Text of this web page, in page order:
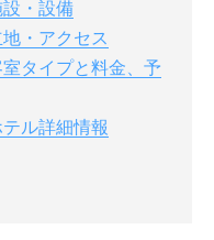
・設備
・アクセス
タイプと料金、予
ル詳細情報